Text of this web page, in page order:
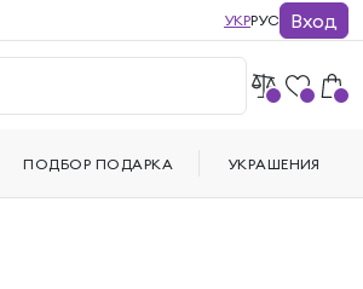
УКРРУС Вход
ПОДБОР ПОДАРКА УКРАШЕНИЯ